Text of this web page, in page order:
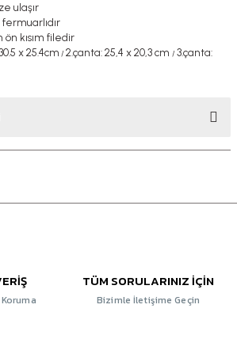
ulaşır
kısım filedir
x 25.4cm /2.çanta: 25,4 x 20,3 cm /3.çanta:
TÜM SORULARINIZ İÇİN
Bizimle İletişime Geçin